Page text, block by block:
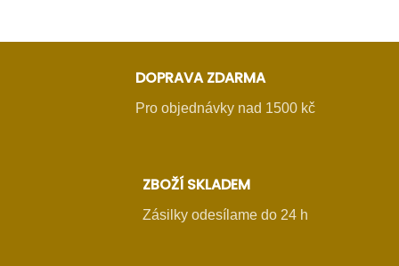
DOPRAVA ZDARMA
Pro objednávky nad 1500 kč
ZBOŽÍ SKLADEM
Zásilky odesílame do 24 h